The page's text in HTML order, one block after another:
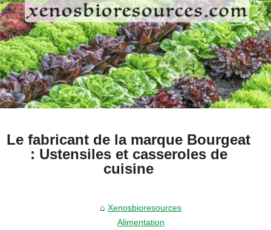
Le fabricant de la marque Bourgeat
: Ustensiles et casseroles de
cuisine
Xenosbioresources
Alimentation